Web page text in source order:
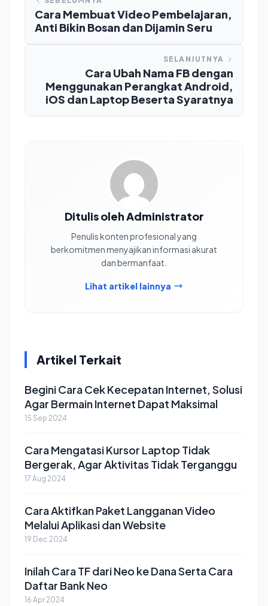
Cara Membuat Video Pembelajaran,
Anti Bikin Bosan dan Dijamin Seru
SELANJUTNYA
Cara Ubah Nama FB dengan
Menggunakan Perangkat Android,
iOS dan Laptop Beserta Syaratnya
Ditulis oleh Administrator
Penulis konten profesional yang
berkomitmen menyajikan informasi akurat
dan bermanfaat.
Lihat artikel lainnya
Artikel Terkait
Begini Cara Cek Kecepatan Internet, Solusi
Agar Bermain Internet Dapat Maksimal
15 Sep 2024
Cara Mengatasi Kursor Laptop Tidak
Bergerak, Agar Aktivitas Tidak Terganggu
17 Aug 2024
Cara Aktifkan Paket Langganan Video
Melalui Aplikasi dan Website
19 Dec 2024
Inilah Cara TF dari Neo ke Dana Serta Cara
Daftar Bank Neo
16 Apr 2024